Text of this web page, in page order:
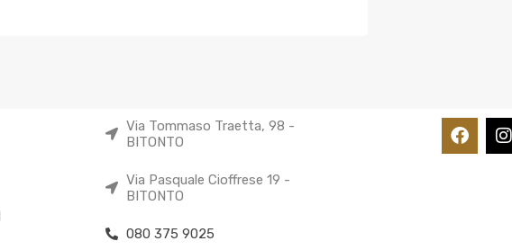
Via Tommaso Traetta, 98 -
BITONTO
Via Pasquale Cioffrese 19 -
BITONTO
080 375 9025